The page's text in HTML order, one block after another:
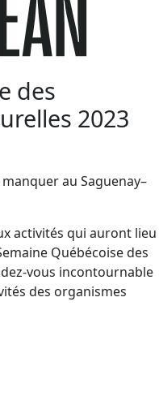
des
2023
au Saguenay–
activités qui auront lieu
Québécoise des
vous incontournable
des organismes